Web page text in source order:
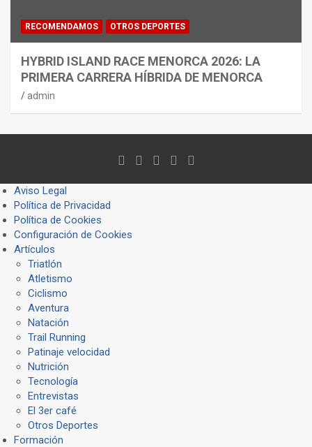
RECOMENDAMOS OTROS DEPORTES
HYBRID ISLAND RACE MENORCA 2026: LA
PRIMERA CARRERA HÍBRIDA DE MENORCA
admin
Aviso Legal
Política de Privacidad
Política de Cookies
Configuración de Cookies
Artículos
Triatlón
Atletismo
Ciclismo
Aventura
Natación
Trail Running
Patinaje velocidad
Nutrición
Tecnología
Entrevistas
El 3er café
Otros Deportes
Formación